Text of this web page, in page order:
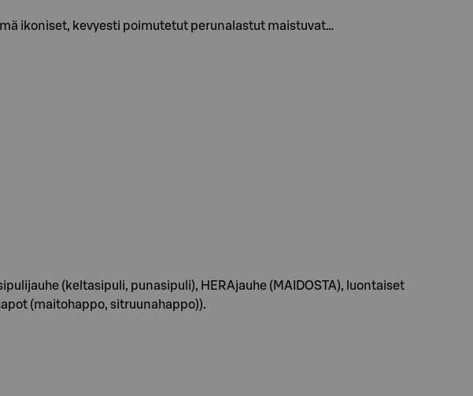
ikoniset, kevyesti poimutetut perunalastut maistuvat…
(keltasipuli, punasipuli), HERAjauhe (MAIDOSTA), luontaiset
(maitohappo, sitruunahappo)).